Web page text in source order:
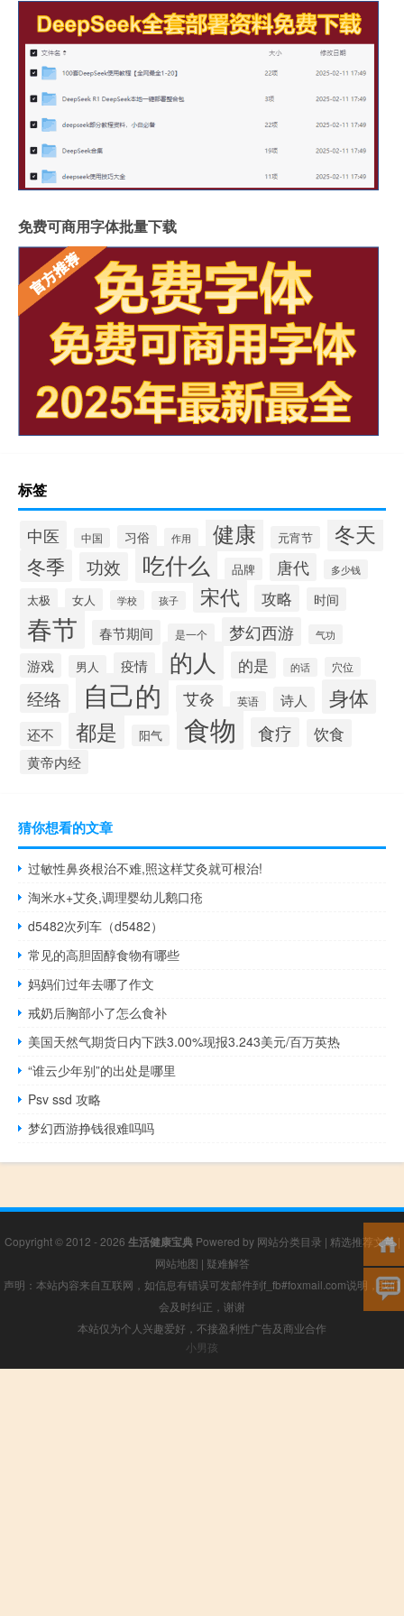
免费可商用字体批量下载
标签
中医 中国 习俗 作用 健康 元宵节 冬天
冬季 功效 吃什么 品牌 唐代 多少钱
太极 女人 学校 孩子 宋代 攻略 时间
春节 春节期间 是一个 梦幻西游 气功
游戏 男人 疫情 的人 的是 的话 穴位
经络 自己的 艾灸 英语 诗人 身体
还不 都是 阳气 食物 食疗 饮食
黄帝内经
猜你想看的文章
过敏性鼻炎根治不难,照这样艾灸就可根治!
淘米水+艾灸,调理婴幼儿鹅口疮
d5482次列车（d5482）
常见的高胆固醇食物有哪些
妈妈们过年去哪了作文
戒奶后胸部小了怎么食补
美国天然气期货日内下跌3.00%现报3.243美元/百万英热
“谁云少年别”的出处是哪里
Psv ssd 攻略
梦幻西游挣钱很难吗吗
Copyright © 2012 - 2026 生活健康宝典Powered by 网站分类目录 | 精选推荐文章|
网站地图 | 疑难解答
声明：本站内容来自互联网，如信息有错误可发邮件到f_fb#foxmail.com说明，我们
会及时纠正，谢谢
本站仅为个人兴趣爱好，不接盈利性广告及商业合作
小男孩